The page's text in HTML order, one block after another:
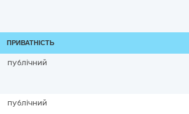
ПРИВАТНІСТЬ
публічний
публічний